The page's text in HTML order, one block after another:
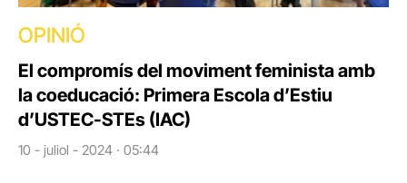
OPINIÓ
El compromís del moviment feminista amb
la coeducació: Primera Escola d’Estiu
d’USTEC-STEs (IAC)
10 - juliol - 2024 · 05:44